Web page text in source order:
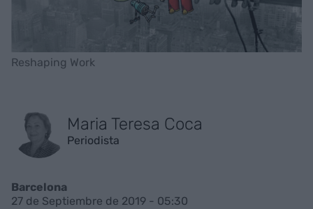
Reshaping Work
Maria Teresa Coca
Periodista
Barcelona
27 de Septiembre de 2019 - 05:30